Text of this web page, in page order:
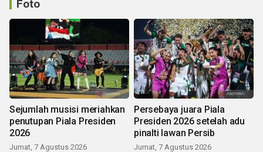
Foto
Sejumlah musisi meriahkan
penutupan Piala Presiden
2026
Jumat, 7 Agustus 2026
Persebaya juara Piala
Presiden 2026 setelah adu
pinalti lawan Persib
Jumat, 7 Agustus 2026